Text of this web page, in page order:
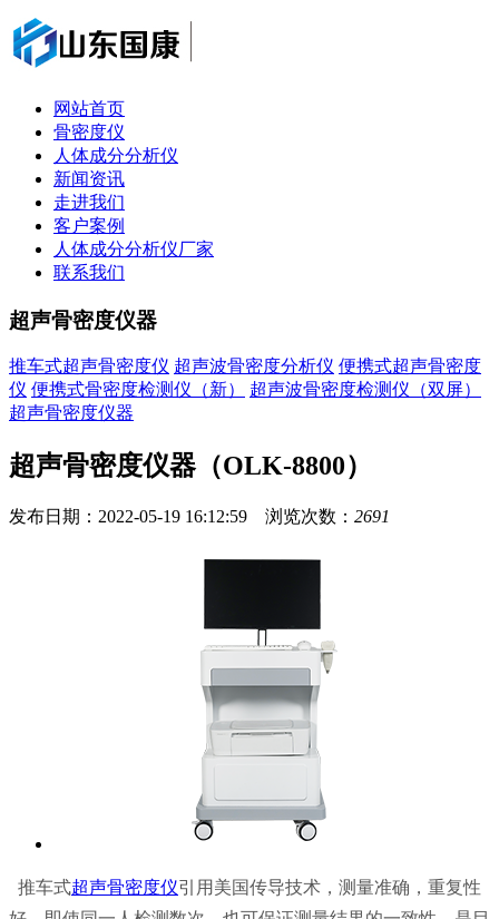
网站首页
骨密度仪
人体成分分析仪
新闻资讯
走进我们
客户案例
人体成分分析仪厂家
联系我们
超声骨密度仪器
推车式超声骨密度仪 超声波骨密度分析仪 便携式超声骨密度
仪 便携式骨密度检测仪（新）
超声波骨密度检测仪（双屏）
超声骨密度仪器
超声骨密度仪器（OLK-8800）
发布日期：2022-05-19 16:12:59 浏览次数： 2691
推车式超声骨密度仪引用美国传导技术，测量准确，重复性